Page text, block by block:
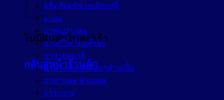
ไม่มีสินค้าในตะกร้า
กลับสู่หน้าร้านค้า
ผลิตภัณฑ์ช่วยเลิกบุหรี่
ยาอม
ยาพ่นปากคอ
ยาแก้วิงเวียนศีรษะ
ยาถ่ายพยาธิ
ยาทาแก้ปวดเมื่อยกล้ามเนื้อ
ยาทาแผล ล้างแผล
ยาระบาย